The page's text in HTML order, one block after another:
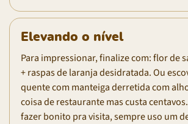
Elevando o nível
Para impressionar, finalize com: flor de
+ raspas de laranja desidratada. Ou
quente com manteiga derretida com
coisa de restaurante mas custa
fazer bonito pra visita, sempre uso um